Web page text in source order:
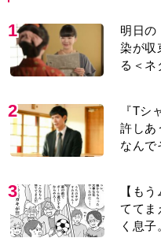
1
明日の
染が収
る＜ネ
2
『Tシ
許しあ
なんで
3
【も
ててま
く息